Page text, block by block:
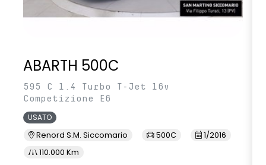
ABARTH 500C
595 C 1.4 Turbo T-Jet 16v
Competizione E6
USATO
Renord S.M. Siccomario 500C
1/2016
110.000 Km